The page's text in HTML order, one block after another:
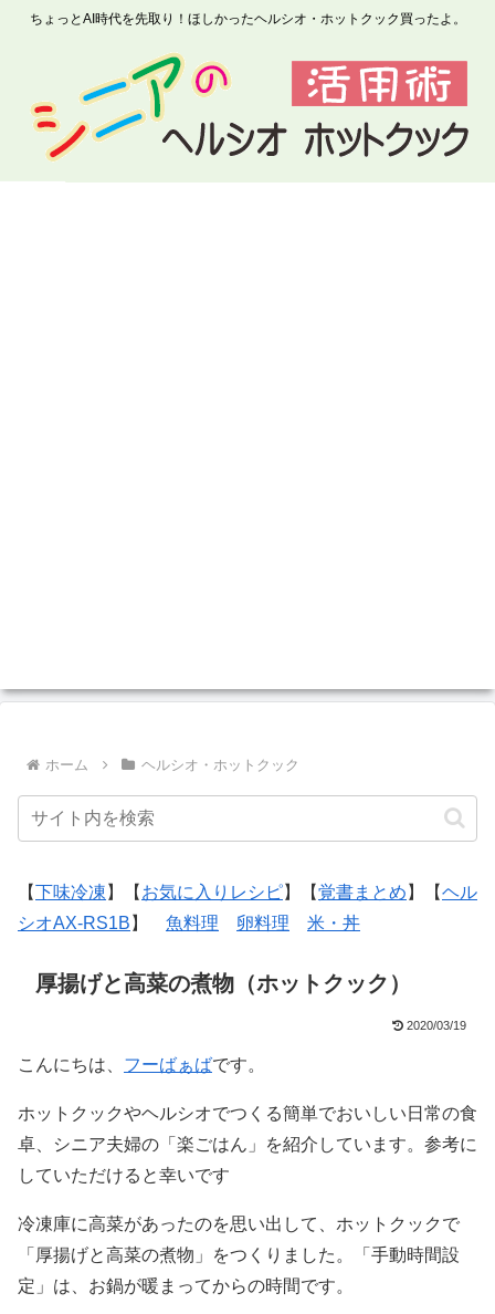
ちょっとAI時代を先取り！ほしかったヘルシオ・ホットクック買ったよ。
ホーム ヘルシオ・ホットクック
【下味冷凍 】【 お気に入りレシピ】【覚書まとめ 】【ヘル
シオAX-RS1B 】 魚料理 卵料理 米・丼
厚揚げと高菜の煮物（ホットクック）
2020/03/19
こんにちは、 フーばぁばです。
ホットクックやヘルシオでつくる簡単でおいしい日常の食
卓、シニア夫婦の「楽ごはん」を紹介しています。参考に
していただけると幸いです
冷凍庫に高菜があったのを思い出して、ホットクックで
「厚揚げと高菜の煮物」をつくりました。「手動時間設
定」は、お鍋が暖まってからの時間です。